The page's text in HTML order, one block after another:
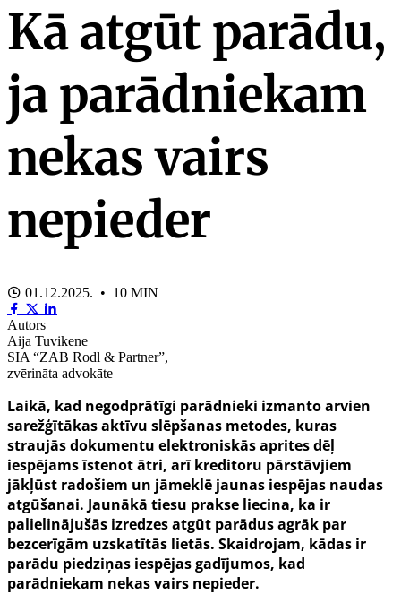
Kā atgūt parādu,
ja parādniekam
nekas vairs
nepieder
01.12.2025. • 10 MIN
Autors
Aija Tuvikene
SIA “ZAB Rodl & Partner”,
zvērināta advokāte
Laikā, kad negodprātīgi parādnieki izmanto arvien
sarežģītākas aktīvu slēpšanas metodes, kuras
straujās dokumentu elektroniskās aprites dēļ
iespējams īstenot ātri, arī kreditoru pārstāvjiem
jākļūst radošiem un jāmeklē jaunas iespējas naudas
atgūšanai. Jaunākā tiesu prakse liecina, ka ir
palielinājušās izredzes atgūt parādus agrāk par
bezcerīgām uzskatītās lietās. Skaidrojam, kādas ir
parādu piedziņas iespējas gadījumos, kad
parādniekam nekas vairs nepieder.